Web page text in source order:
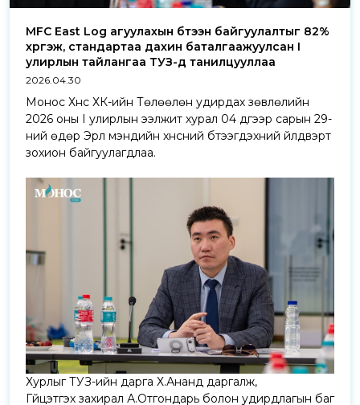
MFC East Log агуулахын бүтээн байгуулалтыг 82%
хүргэж, стандартаа дахин баталгаажуулсан I
улирлын тайлангаа ТУЗ-д танилцууллаа
2026.04.30
Монос Хүнс ХК-ийн Төлөөлөн удирдах зөвлөлийн
2026 оны I улирлын ээлжит хурал 04 дүгээр сарын 29-
ний өдөр Эрүүл мэндийн хүнсний бүтээгдэхүүний үйлдвэрт
зохион байгуулагдлаа.
Хурлыг ТУЗ-ийн дарга Х.Ананд даргалж,
Гүйцэтгэх захирал А.Отгондарь болон удирдлагын баг